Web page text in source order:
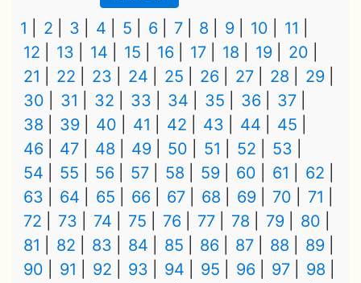
1 2 3 4 5 6 7 8 9 10
11
12
13 14 15 16 17 18 19
20
21
22 23 24 25 26 27 28
29
30
31 32 33 34 35 36
37
38
39 40 41 42 43 44
45
46
47 48 49 50 51 52
53
54
55 56 57 58 59 60 61
62
63
64 65 66 67 68 69 70
71
72
73 74 75 76 77 78 79
80
81
82 83 84 85 86 87 88
89
90
91 92 93 94 95 96 97
98